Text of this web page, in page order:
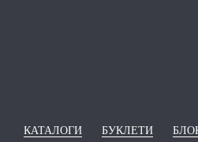
КАТАЛОГИ БУКЛЕТИ